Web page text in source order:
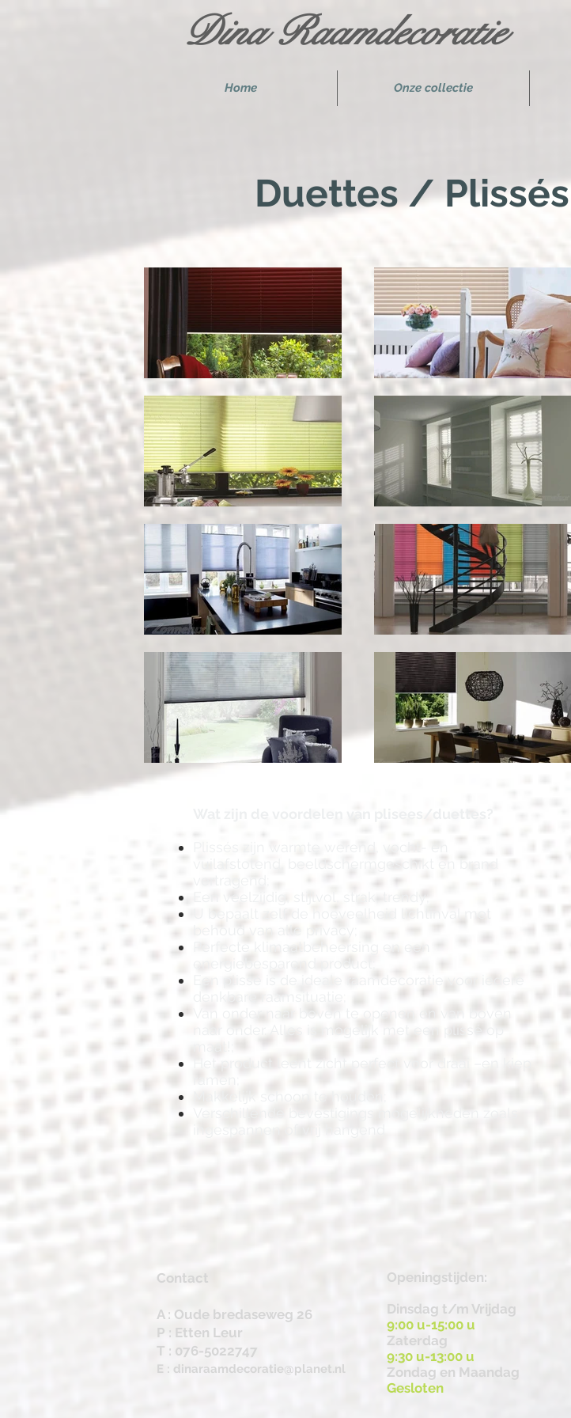
Dina Raamdecoratie
Home Onze collectie
Duettes / Plissés
vuilafstotend, beeldschermgeschikt en brand
Een veelzijdig, stijlvol, strak, trendy;
U bepaalt zelf de hoeveelheid lichtinval met
behoud van alle privacy;
Perfecte klimaatbeheersing en een
energiebesparend product;
Een plissé is de ideale raamdecoratie voor iedere
denkbare raamsituatie;
Van onder naar boven te openen en van boven
naar onder. Alles is mogelijk met een plissé op
maat!;
Het product leent zicht perfect voor draai –en kiep
ramen;
Makkelijk schoon te houden;
Verschillende bevestigings mogelijkheden zoals
Contact
A : Oude bredaseweg 26
P : Etten Leur
T : 076-5022747
E : dinaraamdecoratie@planet.nl
Openingstijden:
Dinsdag t/m Vrijdag
9:00 u-15:00 u
Zaterdag
9:30 u-13:00 u
Zondag en Maandag
Gesloten